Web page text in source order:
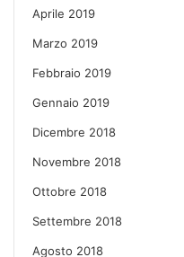
Aprile 2019
Marzo 2019
Febbraio 2019
Gennaio 2019
Dicembre 2018
Novembre 2018
Ottobre 2018
Settembre 2018
Agosto 2018